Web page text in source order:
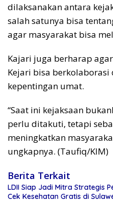
dilaksanakan antara
salah satunya bisa
agar masyarakat bisa
Kajari juga berharap
Kejari bisa
kepentingan umat.
“Saat ini kejaksaan
perlu ditakuti, tetapi
meningkatkan
ungkapnya. (Taufiq/KIM)
Berita Terkait
LDII Siap Jadi Mitra Strategis
Cek Kesehatan Gratis di